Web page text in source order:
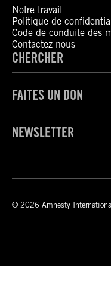
Notre travail
Politique de
Code de conduite des
Contactez-nous
CHERCHER
FAITES UN DON
NEWSLETTER
© 2026 Amnesty